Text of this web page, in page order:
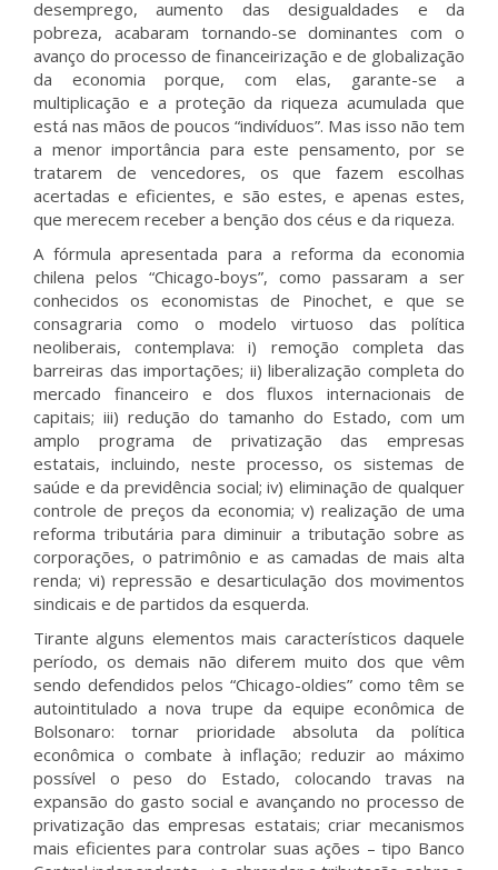
desemprego, aumento das desigualdades e da
pobreza, acabaram tornando-se dominantes com o
avanço do processo de financeirização e de globalização
da economia porque, com elas, garante-se a
multiplicação e a proteção da riqueza acumulada que
está nas mãos de poucos “indivíduos”. Mas isso não tem
a menor importância para este pensamento, por se
tratarem de vencedores, os que fazem escolhas
acertadas e eficientes, e são estes, e apenas estes,
que merecem receber a benção dos céus e da riqueza.
A fórmula apresentada para a reforma da economia
chilena pelos “Chicago-boys”, como passaram a ser
conhecidos os economistas de Pinochet, e que se
consagraria como o modelo virtuoso das política
neoliberais, contemplava: i) remoção completa das
barreiras das importações; ii) liberalização completa do
mercado financeiro e dos fluxos internacionais de
capitais; iii) redução do tamanho do Estado, com um
amplo programa de privatização das empresas
estatais, incluindo, neste processo, os sistemas de
saúde e da previdência social; iv) eliminação de qualquer
controle de preços da economia; v) realização de uma
reforma tributária para diminuir a tributação sobre as
corporações, o patrimônio e as camadas de mais alta
renda; vi) repressão e desarticulação dos movimentos
sindicais e de partidos da esquerda.
Tirante alguns elementos mais característicos daquele
período, os demais não diferem muito dos que vêm
sendo defendidos pelos “Chicago-oldies” como têm se
autointitulado a nova trupe da equipe econômica de
Bolsonaro: tornar prioridade absoluta da política
econômica o combate à inflação; reduzir ao máximo
possível o peso do Estado, colocando travas na
expansão do gasto social e avançando no processo de
privatização das empresas estatais; criar mecanismos
mais eficientes para controlar suas ações – tipo Banco